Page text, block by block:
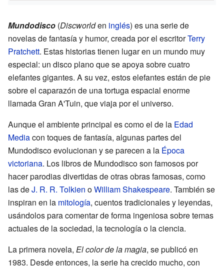
Mundodisco (Discworlden inglés) es una serie de
novelas de fantasía y humor, creada por el escritorTerry
Pratchett. Estas historias tienen lugar en un mundo muy
especial: un disco plano que se apoya sobre cuatro
elefantes gigantes. A su vez, estos elefantes están de pie
sobre el caparazón de una tortuga espacial enorme
llamada Gran A'Tuin, que viaja por el universo.
Aunque el ambiente principal es como el de la Edad
Mediacon toques de fantasía, algunas partes del
Mundodisco evolucionan y se parecen a la Época
victoriana. Los libros de Mundodisco son famosos por
hacer parodias divertidas de otras obras famosas, como
las deJ. R. R. Tolkien oWilliam Shakespeare. También se
inspiran en la mitología, cuentos tradicionales y leyendas,
usándolos para comentar de forma ingeniosa sobre temas
actuales de la sociedad, la tecnología o la ciencia.
La primera novela, El color de la magia, se publicó en
1983. Desde entonces, la serie ha crecido mucho, con